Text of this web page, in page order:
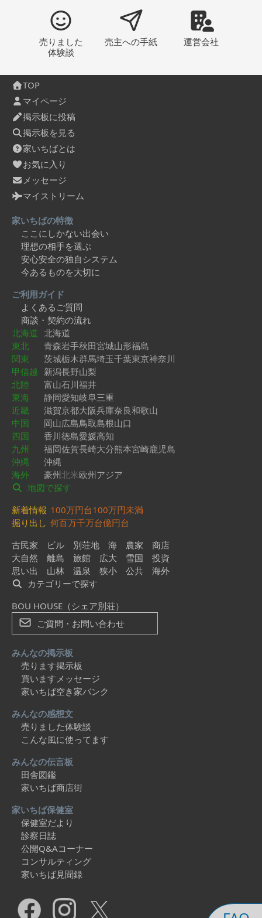
売りました
体験談
売主への手紙 運営会社
TOP
マイページ
掲示板に投稿
掲示板を見る
家いちばとは
お気に入り
メッセージ
マイストリーム
家いちばの特徴
ここにしかない出会い
理想の相手を選ぶ
安心安全の独自システム
今あるものを大切に
ご利用ガイド
よくあるご質問
商談・契約の流れ
北海道 北海道
東北
青森岩手秋田宮城山形福島
関東
茨城栃木群馬埼玉千葉東京神奈川
甲信越 新潟長野山梨
北陸
富山石川福井
東海
静岡愛知岐阜三重
近畿
滋賀京都大阪兵庫奈良和歌山
中国
岡山広島鳥取島根山口
四国
香川徳島愛媛高知
九州
福岡佐賀長崎大分熊本宮崎鹿児島
沖縄
沖縄
海外
豪州北米欧州アジア
地図で探す
新着情報 100万円台100万円未満
掘り出し 何百万千万台億円台
古民家
ビル 別荘地 海 農家
商店
大自然
離島 旅館 広大 雪国
投資
思い出
山林 温泉 狭小 公共
海外
カテゴリーで探す
BOU HOUSE（シェア別荘）
ご質問・お問い合わせ
みんなの掲示板
売ります掲示板
買いますメッセージ
家いちば空き家バンク
みんなの感想文
売りました体験談
こんな風に使ってます
みんなの伝言板
田舎図鑑
家いちば商店街
家いちば保健室
保健室だより
診察日誌
公開Q&Aコーナー
コンサルティング
家いちば見聞録